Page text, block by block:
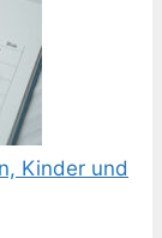
Kinder und